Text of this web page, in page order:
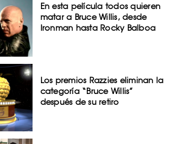
En esta película todos quieren
matar a Bruce Willis, desde
Ironman hasta Rocky Balboa
Los premios Razzies eliminan la
categoría “Bruce Willis”
después de su retiro